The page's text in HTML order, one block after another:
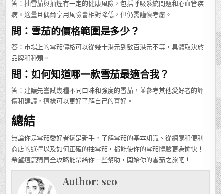
答：抽雪茄與抽煙有一定的健康風險，包括呼吸系統問題和心血管疾
病。適量且偶爾享用風險會相對降低，但仍需謹慎考慮。
問：雪茄的價格範圍是多少？
答：市場上的雪茄價格可以從幾十港元到數百港元不等，具體取決於
品牌和種類。
問：如何知道哪一款雪茄最適合我？
答：建議先嘗試幾種不同口味和強度的雪茄，並參考其他愛好者的評
價和建議，這樣可以更好了解自己的喜好。
總結
無論你是雪茄愛好者還是新手，了解雪茄的基本知識、從網購和便利
商店的選擇以及如何正確的抽雪茄，都能使你的雪茄體驗更為愉快！
希望這篇購買全攻略能帶給你一些幫助，開始你的雪茄之旅吧！
Author: seo